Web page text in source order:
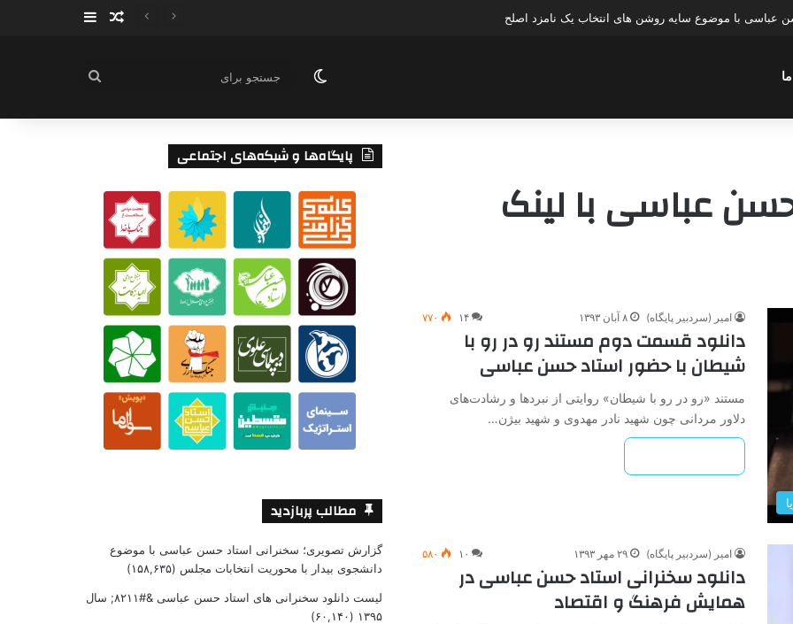
با موضوع چهار انتخاب ۱۴۰۰ نوشته تصادفی
سایدبار
تغییر پوسته
جستجو
عباسی با لینک
امیر (سردبیر پایگاه) ۸ آبان ۱۳۹۳ ۱۴ ۷۷۰
دانلود قسمت دوم مستند رو در رو با
شیطان با حضور استاد حسن عباسی
مستند «رو در رو با شیطان» روایتی از نبردها و رشادت‌های
دلاور مردانی چون شهید نادر مهدوی و شهید بیژن…
امیر (سردبیر پایگاه) ۲۹ مهر ۱۳۹۳ ۱۰ ۵۸۰
دانلود سخنرانی استاد حسن عباسی در
همایش فرهنگ و اقتصاد
پایگاه‌ها و شبکه‌های اجتماعی
مطالب پربازدید
گزارش تصویری؛ سخنرانی استاد حسن عباسی با موضوع
دانشجوی بیدار با محوریت انتخابات مجلس (۱۵۸,۶۳۵)
لیست دانلود سخنرانی های استاد حسن عباسی &#۸۲۱۱; سال
۱۳۹۵ (۶۰,۱۴۰)